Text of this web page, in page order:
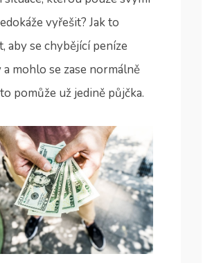
vyřešit? Jak to
aby se chybějící peníze
a mohlo se zase normálně
pomůže už jedině půjčka.